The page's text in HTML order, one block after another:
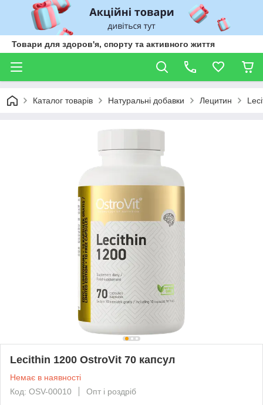
Товари для здоров'я, спорту та активного життя
Каталог товарів Натуральні добавки Лецитин
Lecithin 1200 OstroVit 70 капсул
Немає в наявності
Код: OSV-00010
Опт і роздріб